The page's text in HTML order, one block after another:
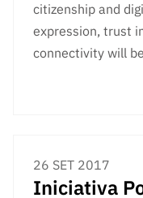
citizenship and
expression, trust
connectivity will
26 SET 2017
Iniciativa